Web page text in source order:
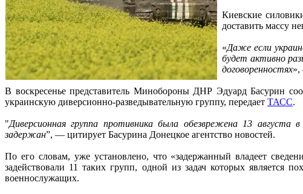
Киевские
доставить массу
«Даже если
будет активно
договоренностях»,
В воскресенье представитель Минобороны ДНР Эдуард Басурин
украинскую диверсионно-разведывательную группу, передает ТАСС.
"Диверсионная группа противника была обезврежена 13 августа
задержан”, — цитирует Басурина Донецкое агентство новостей.
По его словам, уже установлено, что «задержанный владеет
задействовали 11 таких групп, одной из задач которых является
военнослужащих.